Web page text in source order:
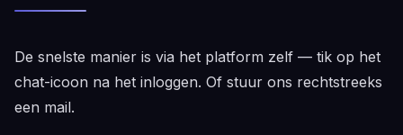
De snelste manier is via het platform zelf — tik op het
chat-icoon na het inloggen. Of stuur ons rechtstreeks
een mail.